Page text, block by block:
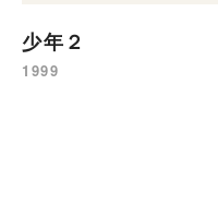
少年２
1999